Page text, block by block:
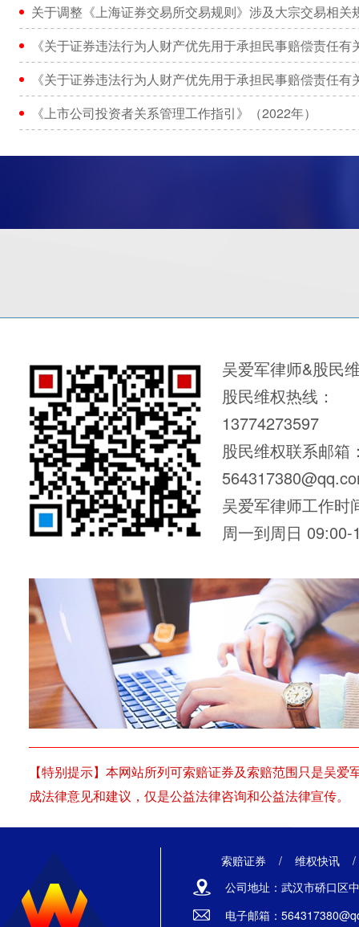
关于调整《上海证券交易所交易规则》涉及大宗交易相关
《关于证券违法行为人财产优先用于承担民事赔偿责任有
《关于证券违法行为人财产优先用于承担民事赔偿责任有
《上市公司投资者关系管理工作指引》（2022年）
吴爱军律师&股民
股民维权热线：
13774273597
股民维权联系邮箱
吴爱军律师工作时
周一到周日 09:00-
【特别提示】本网站所列可索赔证券及索赔范围只是吴
成法律意见和建议，仅是公益法律咨询和公益法律宣传。
索赔证券 / 维权快讯
公司地址：武汉市硚口区
电子邮箱：